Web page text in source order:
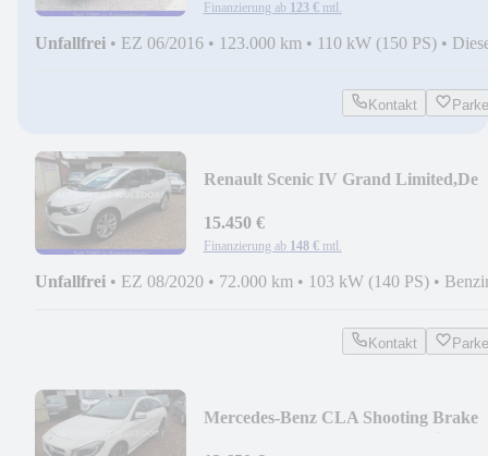
Finanzierung ab 123 € mtl.
Unfallfrei • EZ 06/2016 • 123.000 km • 110 kW (150 PS) •
Kontakt
Renault Scenic IV Grand Limited,De
15.450 €
Finanzierung ab 148 € mtl.
Unfallfrei • EZ 08/2020 • 72.000 km • 103 kW (140 PS) •
Kontakt
Mercedes-Benz CLA Shooting Brake